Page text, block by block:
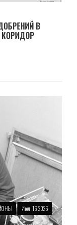
В
КОРИДОР
Июл. 16 2026